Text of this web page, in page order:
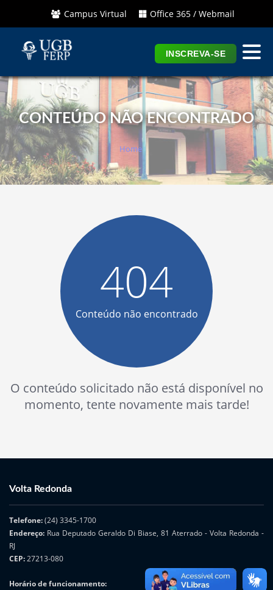
Campus Virtual Office 365 / Webmail
INSCREVA-SE
CONTEÚDO NÃO ENCONTRADO
Home
404
Conteúdo não encontrado
O conteúdo solicitado não está disponível no
momento, tente novamente mais tarde!
Volta Redonda
Telefone:(24) 3345-1700
Endereço: Rua Deputado Geraldo Di Biase, 81 Aterrado - Volta Redonda -
RJ
CEP:27213-080
Horário de funcionamento: